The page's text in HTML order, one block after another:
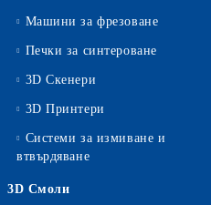
Машини за фрезоване
Печки за синтероване
3D Скенери
3D Принтери
Системи за измиване и
втвърдяване
3D Смоли